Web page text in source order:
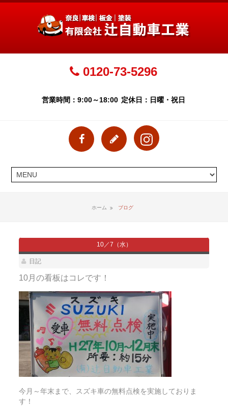
0120-73-5296
営業時間：9:00～18:00 定休日：日曜・祝日
ホーム ブログ
10／7（水）
日記
10月の看板はコレです！
今月～年末まで、スズキ車の無料点検を実施しておりま
す！